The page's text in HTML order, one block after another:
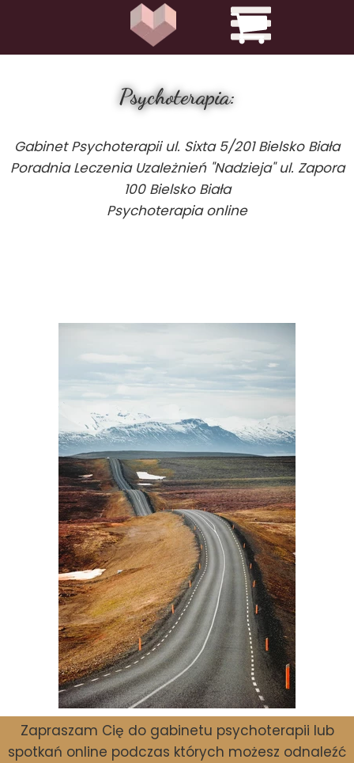
Zapraszam Cię do gabinetu psychoterapii lub
spotkań online podczas których możesz odnaleźć
Psychoterapia:
Gabinet Psychoterapii ul. Sixta 5/201 Bielsko Biała
Poradnia Leczenia Uzależnień "Nadzieja" ul. Zapora
100 Bielsko Biała
Psychoterapia online